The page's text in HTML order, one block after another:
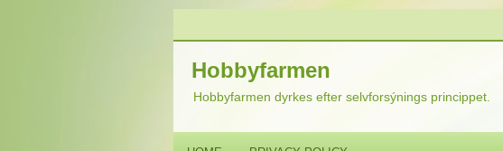
Hobbyfarmen
Hobbyfarmen dyrkes efter selvforsýnings princippet.